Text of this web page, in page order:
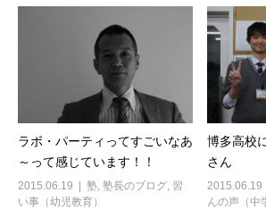
ラボ・パーティってすごいなあ
～って感じています！！
2015.06.19 塾, 塾長のブログ, 習
い事（幼児教育）
博多高校
さん
2015.06.19
んの声（中